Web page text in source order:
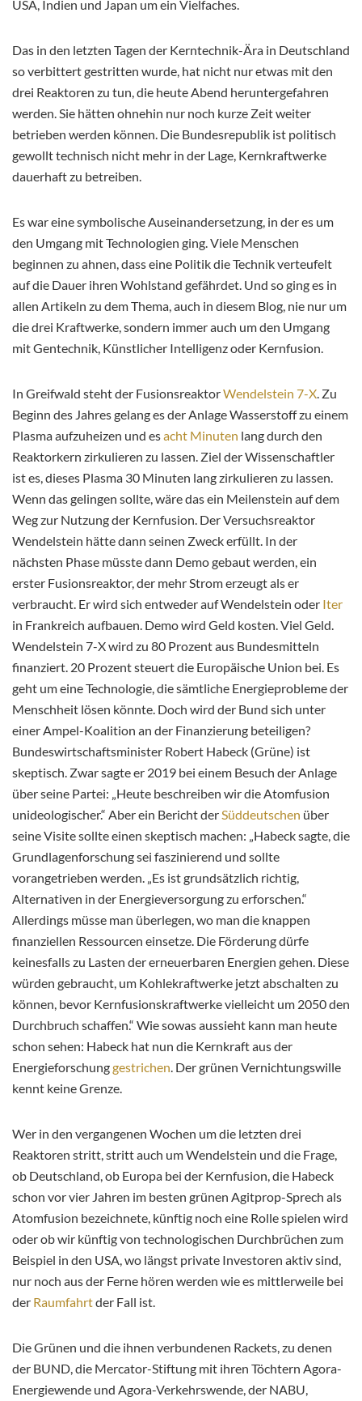
USA, Indien und Japan um ein Vielfaches.
Das in den letzten Tagen der Kerntechnik-Ära in Deutschland
so verbittert gestritten wurde, hat nicht nur etwas mit den
drei Reaktoren zu tun, die heute Abend heruntergefahren
werden. Sie hätten ohnehin nur noch kurze Zeit weiter
betrieben werden können. Die Bundesrepublik ist politisch
gewollt technisch nicht mehr in der Lage, Kernkraftwerke
dauerhaft zu betreiben.
Es war eine symbolische Auseinandersetzung, in der es um
den Umgang mit Technologien ging. Viele Menschen
beginnen zu ahnen, dass eine Politik die Technik verteufelt
auf die Dauer ihren Wohlstand gefährdet. Und so ging es in
allen Artikeln zu dem Thema, auch in diesem Blog, nie nur um
die drei Kraftwerke, sondern immer auch um den Umgang
mit Gentechnik, Künstlicher Intelligenz oder Kernfusion.
In Greifwald steht der FusionsreaktorWendelstein 7-X . Zu
Beginn des Jahres gelang es der Anlage Wasserstoff zu einem
Plasma aufzuheizen und esacht Minuten lang durch den
Reaktorkern zirkulieren zu lassen. Ziel der Wissenschaftler
ist es, dieses Plasma 30 Minuten lang zirkulieren zu lassen.
Wenn das gelingen sollte, wäre das ein Meilenstein auf dem
Weg zur Nutzung der Kernfusion. Der Versuchsreaktor
Wendelstein hätte dann seinen Zweck erfüllt. In der
nächsten Phase müsste dann Demo gebaut werden, ein
erster Fusionsreaktor, der mehr Strom erzeugt als er
verbraucht. Er wird sich entweder auf Wendelstein oder Iter
in Frankreich aufbauen. Demo wird Geld kosten. Viel Geld.
Wendelstein 7-X wird zu 80 Prozent aus Bundesmitteln
finanziert. 20 Prozent steuert die Europäische Union bei. Es
geht um eine Technologie, die sämtliche Energieprobleme der
Menschheit lösen könnte. Doch wird der Bund sich unter
einer Ampel-Koalition an der Finanzierung beteiligen?
Bundeswirtschaftsminister Robert Habeck (Grüne) ist
skeptisch. Zwar sagte er 2019 bei einem Besuch der Anlage
über seine Partei: „Heute beschreiben wir die Atomfusion
unideologischer.“ Aber ein Bericht der Süddeutschen über
seine Visite sollte einen skeptisch machen: „Habeck sagte, die
Grundlagenforschung sei faszinierend und sollte
vorangetrieben werden. „Es ist grundsätzlich richtig,
Alternativen in der Energieversorgung zu erforschen.“
Allerdings müsse man überlegen, wo man die knappen
finanziellen Ressourcen einsetze. Die Förderung dürfe
keinesfalls zu Lasten der erneuerbaren Energien gehen. Diese
würden gebraucht, um Kohlekraftwerke jetzt abschalten zu
können, bevor Kernfusionskraftwerke vielleicht um 2050 den
Durchbruch schaffen.“ Wie sowas aussieht kann man heute
schon sehen: Habeck hat nun die Kernkraft aus der
Energieforschunggestrichen . Der grünen Vernichtungswille
kennt keine Grenze.
Wer in den vergangenen Wochen um die letzten drei
Reaktoren stritt, stritt auch um Wendelstein und die Frage,
ob Deutschland, ob Europa bei der Kernfusion, die Habeck
schon vor vier Jahren im besten grünen Agitprop-Sprech als
Atomfusion bezeichnete, künftig noch eine Rolle spielen wird
oder ob wir künftig von technologischen Durchbrüchen zum
Beispiel in den USA, wo längst private Investoren aktiv sind,
nur noch aus der Ferne hören werden wie es mittlerweile bei
der Raumfahrtder Fall ist.
Die Grünen und die ihnen verbundenen Rackets, zu denen
der BUND, die Mercator-Stiftung mit ihren Töchtern Agora-
Energiewende und Agora-Verkehrswende, der NABU,